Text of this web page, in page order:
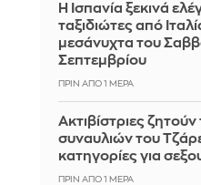
Η Ισπανία ξεκινά
ταξιδιώτες από
μεσάνυχτα του
Σεπτεμβρίου
ΠΡΙΝ ΑΠΌ 1 ΜΈΡΑ
Ακτιβίστριες
συναυλιών του
κατηγορίες για
ΠΡΙΝ ΑΠΌ 1 ΜΈΡΑ